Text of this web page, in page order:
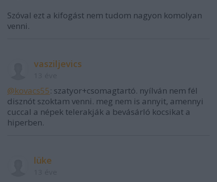
Szóval ezt a kifogást nem tudom nagyon komolyan
venni.
vasziljevics
@kovacs55: szatyor+csomagtartó. nyílván nem fél
disznót szoktam venni. meg nem is annyit, amennyi
cuccal a népek telerakják a bevásárló kocsikat a
hiperben.
lüke